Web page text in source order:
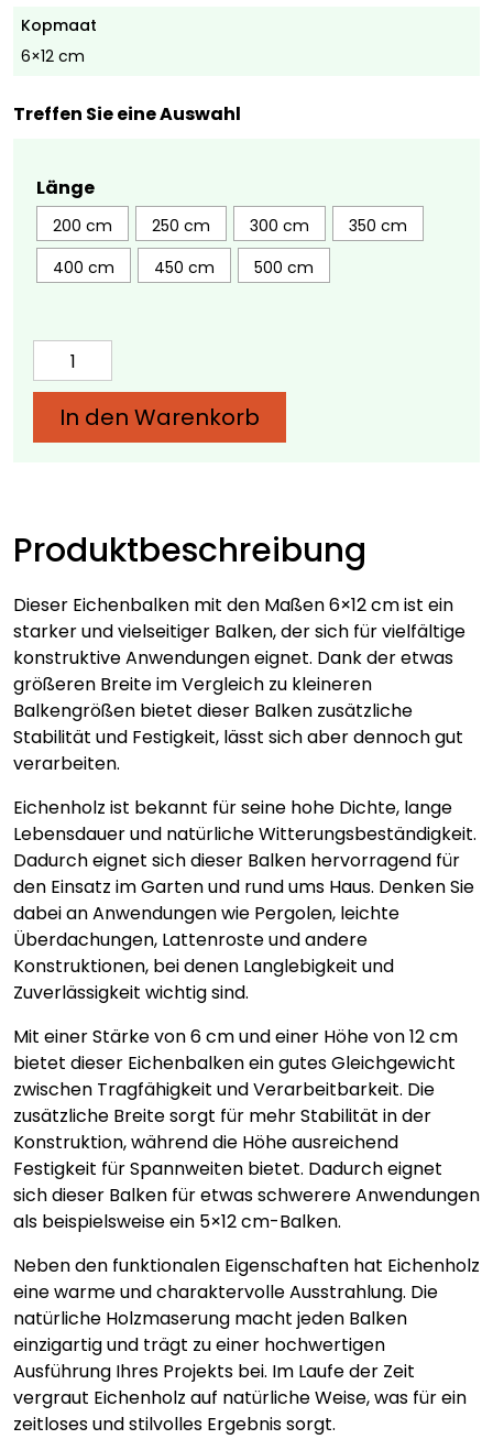
Kopmaat
6×12 cm
Treffen Sie eine Auswahl
Länge
200 cm 250 cm 300 cm
350 cm
400 cm
450 cm 500 cm
Eichenbalken
6x12
In den Warenkorb
Produktbeschreibung
Dieser Eichenbalken mit den Maßen 6×12 cm ist ein
starker und vielseitiger Balken, der sich für vielfältige
konstruktive Anwendungen eignet. Dank der etwas
größeren Breite im Vergleich zu kleineren
Balkengrößen bietet dieser Balken zusätzliche
Stabilität und Festigkeit, lässt sich aber dennoch gut
verarbeiten.
Eichenholz ist bekannt für seine hohe Dichte, lange
Lebensdauer und natürliche Witterungsbeständigkeit.
Dadurch eignet sich dieser Balken hervorragend für
den Einsatz im Garten und rund ums Haus. Denken Sie
dabei an Anwendungen wie Pergolen, leichte
Überdachungen, Lattenroste und andere
Konstruktionen, bei denen Langlebigkeit und
Zuverlässigkeit wichtig sind.
Mit einer Stärke von 6 cm und einer Höhe von 12 cm
bietet dieser Eichenbalken ein gutes Gleichgewicht
zwischen Tragfähigkeit und Verarbeitbarkeit. Die
zusätzliche Breite sorgt für mehr Stabilität in der
Konstruktion, während die Höhe ausreichend
Festigkeit für Spannweiten bietet. Dadurch eignet
sich dieser Balken für etwas schwerere Anwendungen
als beispielsweise ein 5×12 cm-Balken.
Neben den funktionalen Eigenschaften hat Eichenholz
eine warme und charaktervolle Ausstrahlung. Die
natürliche Holzmaserung macht jeden Balken
einzigartig und trägt zu einer hochwertigen
Ausführung Ihres Projekts bei. Im Laufe der Zeit
vergraut Eichenholz auf natürliche Weise, was für ein
zeitloses und stilvolles Ergebnis sorgt.